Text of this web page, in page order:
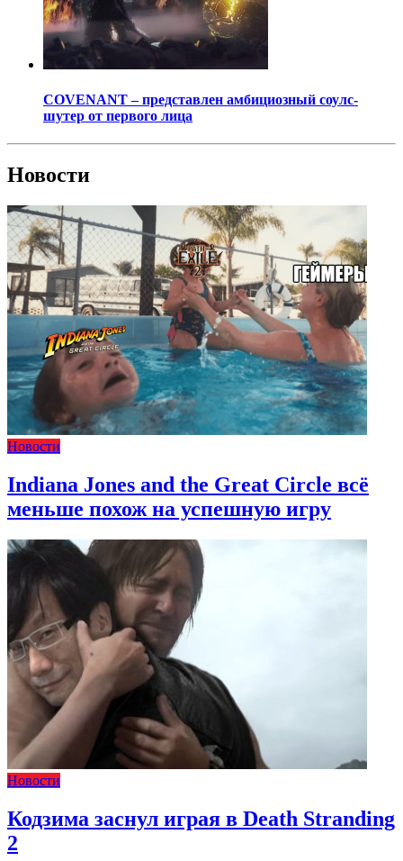
COVENANT – представлен амбициозный соулс-
шутер от первого лица
Новости
Новости
Indiana Jones and the Great Circle всё
меньше похож на успешную игру
Новости
Кодзима заснул играя в Death Stranding
2